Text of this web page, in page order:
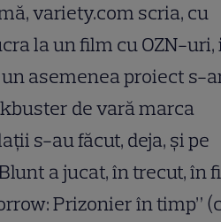
variety.com scria, cu
la un film cu OZN-uri,
asemenea proiect s-
de vară marca
s-au făcut, deja, și pe
a jucat, în trecut, în
Prizonier în timp”